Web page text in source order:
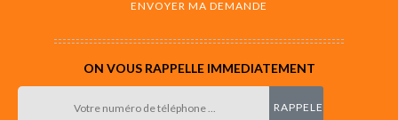
ON VOUS RAPPELLE IMMEDIATEMENT